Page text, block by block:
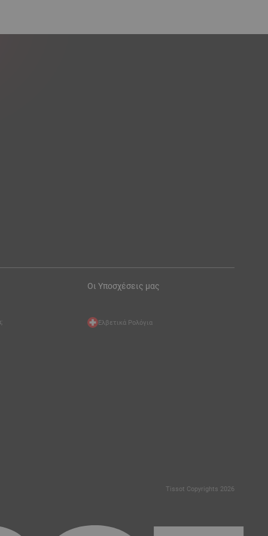
Οι Υποσχέσεις μας
Ελβετικά Ρολόγια
Tissot Copyrights 2026